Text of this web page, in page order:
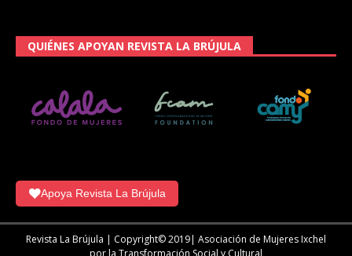
QUIÉNES APOYAN REVISTA LA BRÚJULA
Apoya Revista La Brújula
Revista La Brújula | Copyright© 2019| Asociación de Mujeres Ixchel